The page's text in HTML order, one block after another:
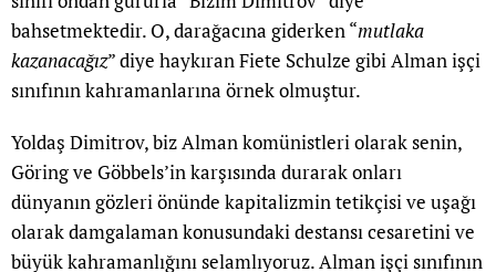
bahsetmektedir. O, darağacına giderken “mutlaka
kazanacağız” diye haykıran Fiete Schulze gibi Alman işçi
sınıfının kahramanlarına örnek olmuştur.
Yoldaş Dimitrov, biz Alman komünistleri olarak senin,
Göring ve Göbbels’in karşısında durarak onları
dünyanın gözleri önünde kapitalizmin tetikçisi ve uşağı
olarak damgalaman konusundaki destansı cesaretini ve
büyük kahramanlığını selamlıyoruz. Alman işçi sınıfının